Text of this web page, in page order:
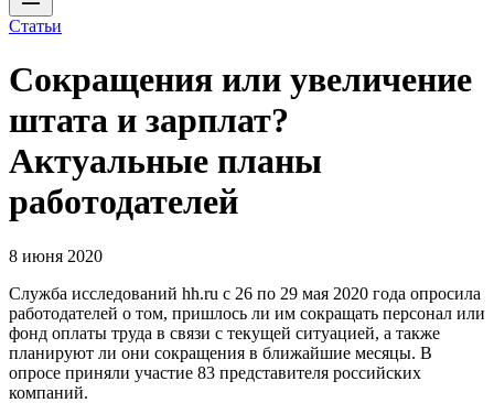
Статьи
Сокращения или увеличение
штата и зарплат?
Актуальные планы
работодателей
8 июня 2020
Служба исследований hh.ru с 26 по 29 мая 2020 года опросила
работодателей о том, пришлось ли им сокращать персонал или
фонд оплаты труда в связи с текущей ситуацией, а также
планируют ли они сокращения в ближайшие месяцы. В
опросе приняли участие 83 представителя российских
компаний.